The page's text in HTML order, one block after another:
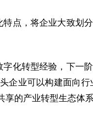
点，将企业大致划
化转型经验，下一
企业可以构建面向
的产业转型生态体